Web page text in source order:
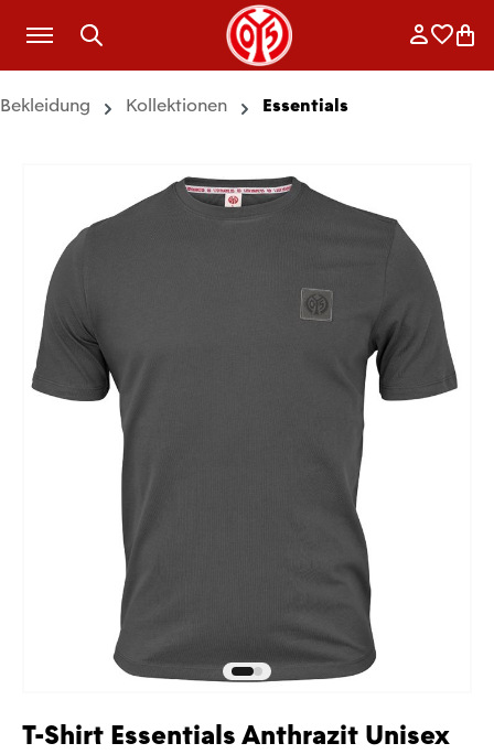
Zum Hauptinhalt springen
Bekleidung Kollektionen Essentials
T-Shirt Essentials Anthrazit Unisex